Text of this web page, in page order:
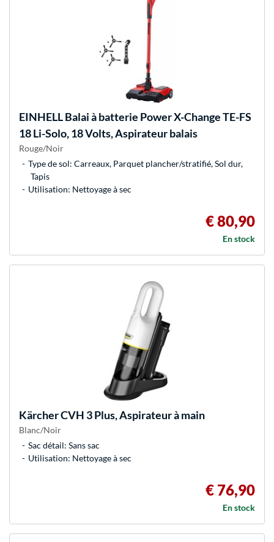
EINHELLBalai à batterie Power X-Change TE-FS
18 Li-Solo, 18 Volts, Aspirateur balais
Rouge/Noir
Type de sol: Carreaux, Parquet plancher/stratifié, Sol dur,
Tapis
Utilisation: Nettoyage à sec
€ 80,90
En stock
KärcherCVH 3 Plus, Aspirateur à main
Blanc/Noir
Sac détail: Sans sac
Utilisation: Nettoyage à sec
€ 76,90
En stock